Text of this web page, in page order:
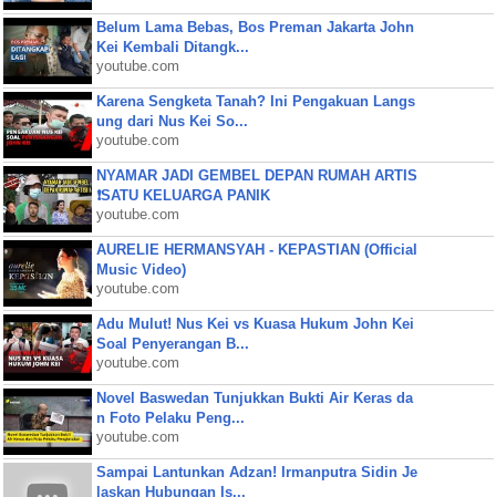
Belum Lama Bebas, Bos Preman Jakarta John
Kei Kembali Ditangk...
youtube.com
Karena Sengketa Tanah? Ini Pengakuan Langs
ung dari Nus Kei So...
youtube.com
NYAMAR JADI GEMBEL DEPAN RUMAH ARTIS
❗SATU KELUARGA PANIK
youtube.com
AURELIE HERMANSYAH - KEPASTIAN (Official
Music Video)
youtube.com
Adu Mulut! Nus Kei vs Kuasa Hukum John Kei
Soal Penyerangan B...
youtube.com
Novel Baswedan Tunjukkan Bukti Air Keras da
n Foto Pelaku Peng...
youtube.com
Sampai Lantunkan Adzan! Irmanputra Sidin Je
laskan Hubungan Is...